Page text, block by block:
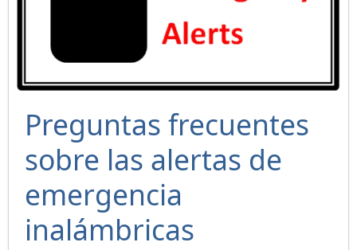
Preguntas frecuentes
sobre las alertas de
emergencia
inalámbricas